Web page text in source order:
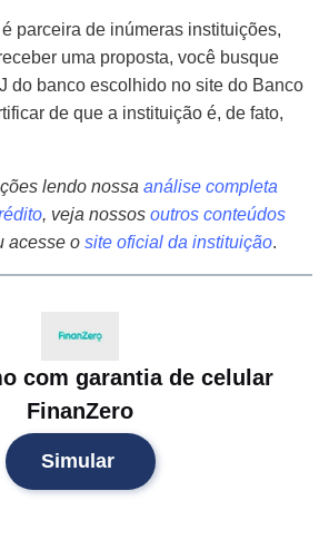
parceira de inúmeras instituições,
uma proposta, você busque
do banco escolhido no site do Banco
de que a instituição é, de fato,
lendo nossa análise completa
, veja nossos outros conteúdos
acesse o site oficial da instituição.
com garantia de celular
FinanZero
Simular